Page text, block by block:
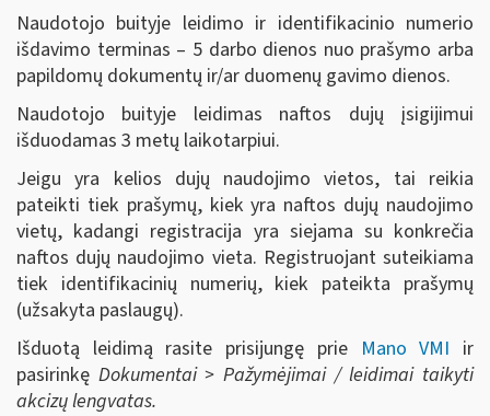
Naudotojo buityje leidimo ir identifikacinio numerio
išdavimo terminas – 5 darbo dienos nuo prašymo arba
papildomų dokumentų ir/ar duomenų gavimo dienos.
Naudotojo buityje leidimas naftos dujų įsigijimui
išduodamas 3 metų laikotarpiui.
Jeigu yra kelios dujų naudojimo vietos, tai reikia
pateikti tiek prašymų, kiek yra naftos dujų naudojimo
vietų, kadangi registracija yra siejama su konkrečia
naftos dujų naudojimo vieta. Registruojant suteikiama
tiek identifikacinių numerių, kiek pateikta prašymų
(užsakyta paslaugų).
Išduotą leidimą rasite prisijungę prie Mano VMI ir
pasirinkę Dokumentai > Pažymėjimai / leidimai taikyti
akcizų lengvatas.